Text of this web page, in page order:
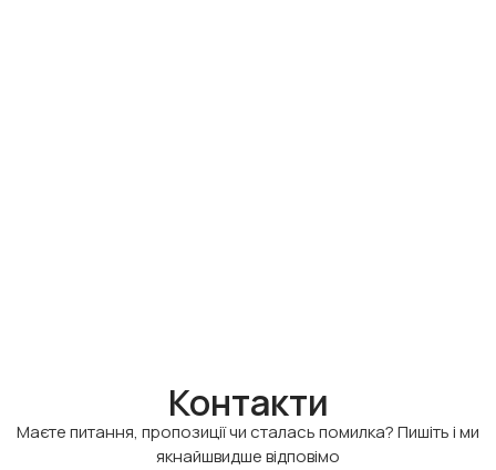
Контакти
Маєте питання, пропозиції чи сталась помилка? Пишіть і ми
якнайшвидше відповімо